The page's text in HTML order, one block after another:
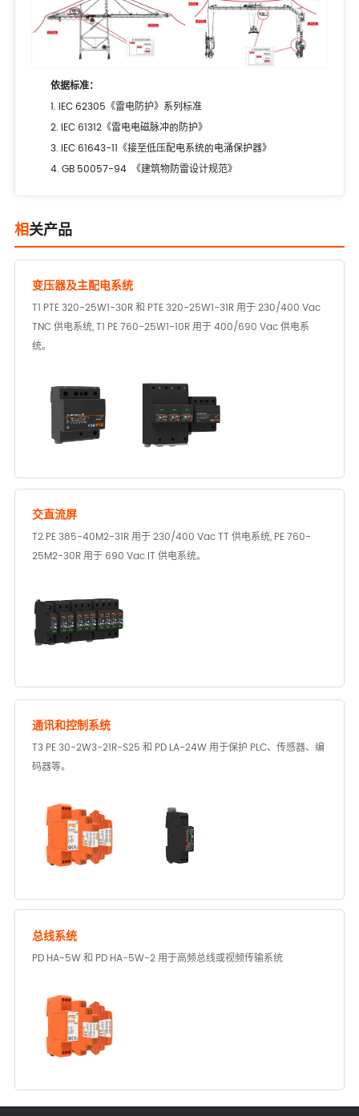
依据标准：
1. IEC 62305《雷电防护》系列标准
2. IEC 61312《雷电电磁脉冲的防护》
3. IEC 61643-11《接至低压配电系统的电涌保护器》
4. GB 50057-94 《建筑物防雷设计规范》
相关产品
变压器及主配电系统
T1 PTE 320-25W1-30R 和 PTE 320-25W1-31R 用于 230/400 Vac
TNC 供电系统, T1 PE 760-25W1-10R 用于 400/690 Vac 供电系
统。
交直流屏
T2 PE 385-40M2-31R 用于 230/400 Vac TT 供电系统, PE 760-
25M2-30R 用于 690 Vac IT 供电系统。
通讯和控制系统
T3 PE 30-2W3-21R-S25 和 PD LA-24W 用于保护 PLC、传感器、编
码器等。
总线系统
PD HA-5W 和 PD HA-5W-2 用于高频总线或视频传输系统